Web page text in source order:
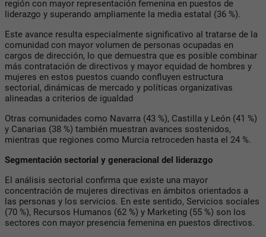
región con mayor representación femenina en puestos de
liderazgo y superando ampliamente la media estatal (36 %).
Este avance resulta especialmente significativo al tratarse de la
comunidad con mayor volumen de personas ocupadas en
cargos de dirección, lo que demuestra que es posible combinar
más contratación de directivos y mayor equidad de hombres y
mujeres en estos puestos cuando confluyen estructura
sectorial, dinámicas de mercado y políticas organizativas
alineadas a criterios de igualdad
Otras comunidades como Navarra (43 %), Castilla y León (41 %)
y Canarias (38 %) también muestran avances sostenidos,
mientras que regiones como Murcia retroceden hasta el 24 %.
Segmentación sectorial y generacional del liderazgo
El análisis sectorial confirma que existe una mayor
concentración de mujeres directivas en ámbitos orientados a
las personas y los servicios. En este sentido, Servicios sociales
(70 %), Recursos Humanos (62 %) y Marketing (55 %) son los
sectores con mayor presencia femenina en puestos directivos.